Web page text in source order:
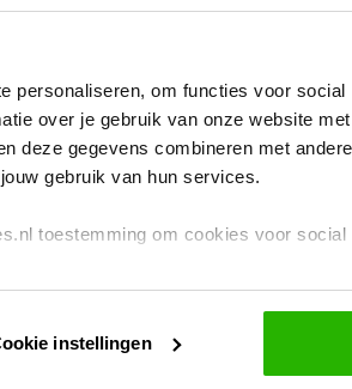
personaliseren, om functies voor
over je gebruik van onze website
deze gegevens combineren met
gebruik van hun services.
toestemming om cookies voor
cookies worden geplaatst. Je kunt je
instellingen
loadingwww.voordeeluitjes.nl (see the